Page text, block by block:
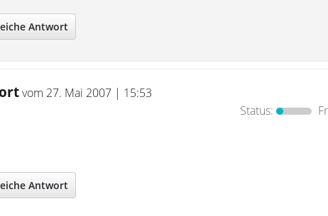
e Antwort
vom 27. Mai 2007 | 15:53
Status:
e Antwort